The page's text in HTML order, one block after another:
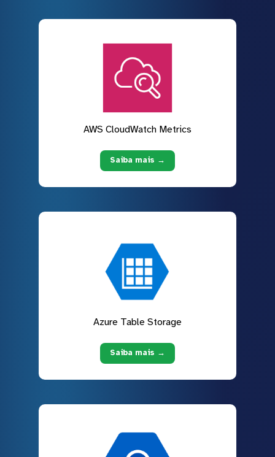
AWS CloudWatch Metrics
Saiba mais →
Azure Table Storage
Saiba mais →